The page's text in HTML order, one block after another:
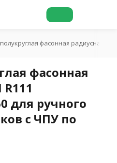
фасонная радиусная
фасонная
для ручного
с ЧПУ по